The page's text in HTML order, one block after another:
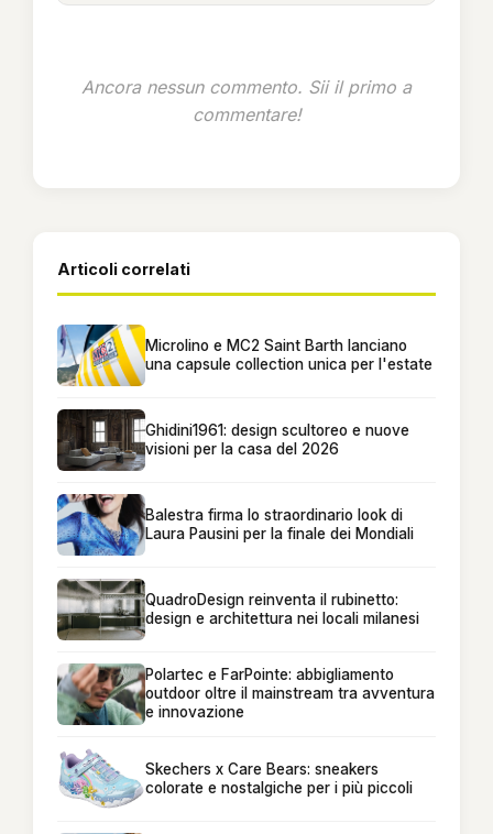
Ancora nessun commento. Sii il primo a
commentare!
Articoli correlati
Microlino e MC2 Saint Barth lanciano
una capsule collection unica per l'estate
Ghidini1961: design scultoreo e nuove
visioni per la casa del 2026
Balestra firma lo straordinario look di
Laura Pausini per la finale dei Mondiali
QuadroDesign reinventa il rubinetto:
design e architettura nei locali milanesi
Polartec e FarPointe: abbigliamento
outdoor oltre il mainstream tra avventura
e innovazione
Skechers x Care Bears: sneakers
colorate e nostalgiche per i più piccoli